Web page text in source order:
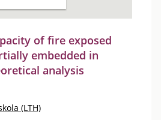
of fire exposed
embedded in
analysis
(LTH)